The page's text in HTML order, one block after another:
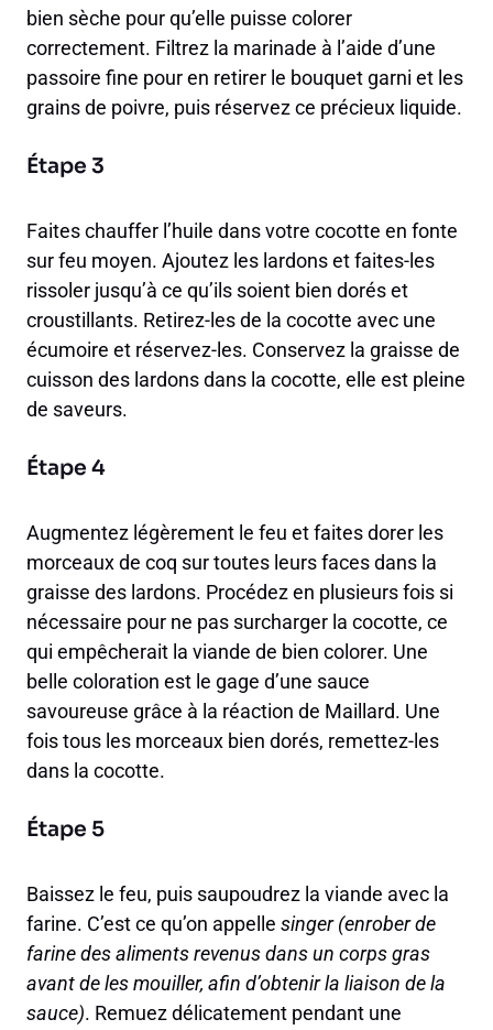
bien sèche pour qu’elle puisse colorer
correctement. Filtrez la marinade à l’aide d’une
passoire fine pour en retirer le bouquet garni et les
grains de poivre, puis réservez ce précieux liquide.
Étape 3
Faites chauffer l’huile dans votre cocotte en fonte
sur feu moyen. Ajoutez les lardons et faites-les
rissoler jusqu’à ce qu’ils soient bien dorés et
croustillants. Retirez-les de la cocotte avec une
écumoire et réservez-les. Conservez la graisse de
cuisson des lardons dans la cocotte, elle est pleine
de saveurs.
Étape 4
Augmentez légèrement le feu et faites dorer les
morceaux de coq sur toutes leurs faces dans la
graisse des lardons. Procédez en plusieurs fois si
nécessaire pour ne pas surcharger la cocotte, ce
qui empêcherait la viande de bien colorer. Une
belle coloration est le gage d’une sauce
savoureuse grâce à la réaction de Maillard. Une
fois tous les morceaux bien dorés, remettez-les
dans la cocotte.
Étape 5
Baissez le feu, puis saupoudrez la viande avec la
farine. C’est ce qu’on appelle singer (enrober de
farine des aliments revenus dans un corps gras
avant de les mouiller, afin d’obtenir la liaison de la
sauce). Remuez délicatement pendant une